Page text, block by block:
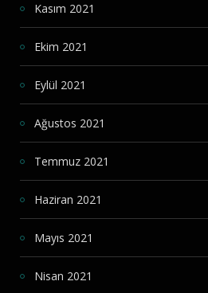
Kasım 2021
Ekim 2021
Eylül 2021
Ağustos 2021
Temmuz 2021
Haziran 2021
Mayıs 2021
Nisan 2021